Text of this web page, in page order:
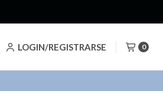
LOGIN/REGISTRARSE 0